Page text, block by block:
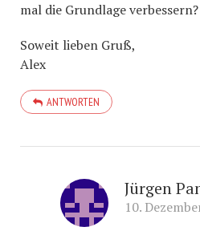
mal die Grundlage verbessern?
Soweit lieben Gruß,
Alex
ANTWORTEN
Jürgen
10.